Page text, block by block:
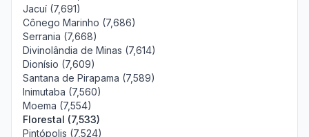
Jacuí (7,691)
Cônego Marinho (7,686)
Serrania (7,668)
Divinolândia de Minas (7,614)
Dionísio (7,609)
Santana de Pirapama (7,589)
Inimutaba (7,560)
Moema (7,554)
Florestal (7,533)
Pintópolis (7,524)